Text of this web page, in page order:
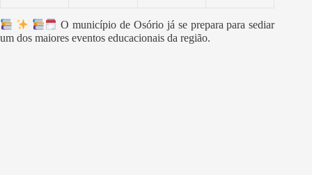
O município de Osório já se prepara para sediar
um dos maiores eventos educacionais da região.